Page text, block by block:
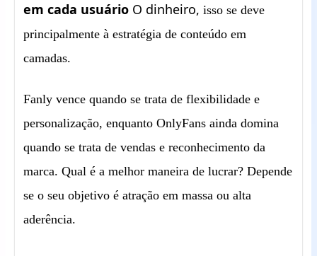
em cada usuário O dinheiro, isso se deve
principalmente à estratégia de conteúdo em
camadas.
Fanly vence quando se trata de flexibilidade e
personalização, enquanto OnlyFans ainda domina
quando se trata de vendas e reconhecimento da
marca. Qual é a melhor maneira de lucrar? Depende
se o seu objetivo é atração em massa ou alta
aderência.